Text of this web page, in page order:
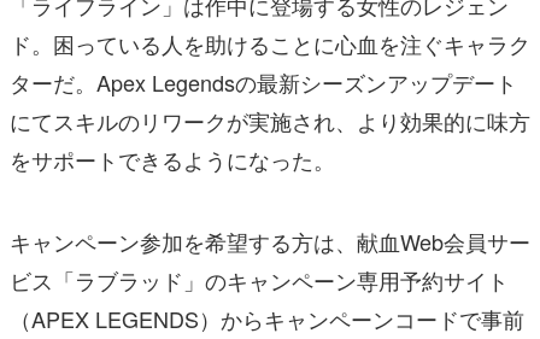
ド。困っている人を助けることに心血を注ぐキャラク
ターだ。Apex Legendsの最新シーズンアップデート
にてスキルのリワークが実施され、より効果的に味方
をサポートできるようになった。
キャンペーン参加を希望する方は、献血Web会員サー
ビス「ラブラッド」のキャンペーン専用予約サイト
（APEX LEGENDS）からキャンペーンコードで事前